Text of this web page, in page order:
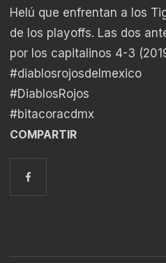
Helú que enfrentan a los
de los playoffs. Las dos
por los capitalinos 4-3
#diablosrojosdelmexico
#DiablosRojos
#bitacoracdmx
COMPARTIR